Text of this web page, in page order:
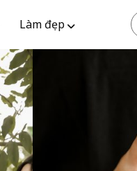
Làm đẹp